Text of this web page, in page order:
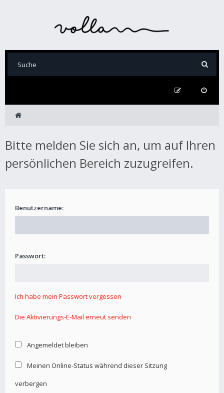
Bitte melden Sie sich an, um auf Ihren
persönlichen Bereich zuzugreifen.
Benutzername:
Passwort:
Ich habe mein Passwort vergessen
Die Aktivierungs-E-Mail erneut senden
Angemeldet bleiben
Meinen Online-Status während dieser Sitzung
verbergen